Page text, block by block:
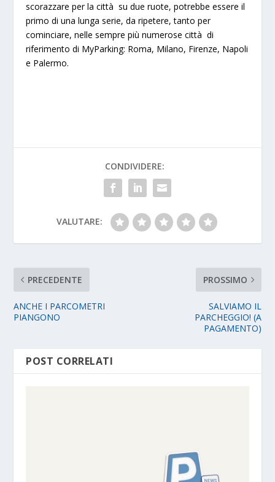
scorazzare per la città su due ruote, potrebbe essere il
primo di una lunga serie, da ripetere, tanto per
cominciare, nelle sempre più numerose città di
riferimento di MyParking: Roma, Milano, Firenze, Napoli
e Palermo.
CONDIVIDERE:
VALUTARE:
PRECEDENTE
ANCHE I PARCOMETRI
PIANGONO
PROSSIMO
SALVIAMO IL
PARCHEGGIO! (A
PAGAMENTO)
POST CORRELATI